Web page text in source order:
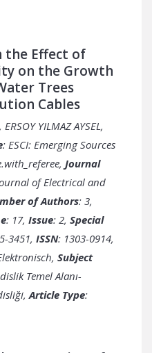
the Effect of
on the Growth
Trees
Cables
YILMAZ AYSEL,
: ESCI: Emerging Sources
Journal
of Electrical and
of Authors: 3,
: 17, Issue: 2, Special
3451, ISSN: 1303-0914,
Subject
Temel Alanı-
Article Type: